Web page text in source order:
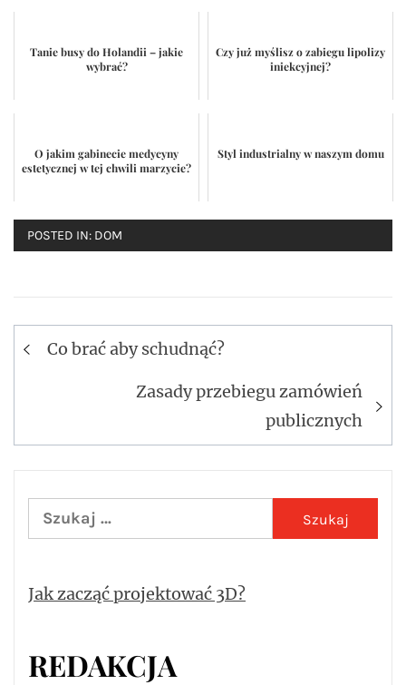
Tanie busy do Holandii – jakie
wybrać?
Czy już myślisz o zabiegu lipolizy
iniekcyjnej?
O jakim gabinecie medycyny
estetycznej w tej chwili marzycie?
Styl industrialny w naszym domu
POSTED IN: DOM
Nawigacja
Co brać aby schudnąć?
Zasady przebiegu zamówień
publicznych
Szukaj:
Jak zacząć projektować 3D?
REDAKCJA